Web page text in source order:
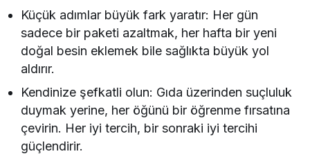
Küçük adımlar büyük fark yaratır: Her gün
sadece bir paketi azaltmak, her hafta bir yeni
doğal besin eklemek bile sağlıkta büyük yol
aldırır.
Kendinize şefkatli olun: Gıda üzerinden suçluluk
duymak yerine, her öğünü bir öğrenme fırsatına
çevirin. Her iyi tercih, bir sonraki iyi tercihi
güçlendirir.